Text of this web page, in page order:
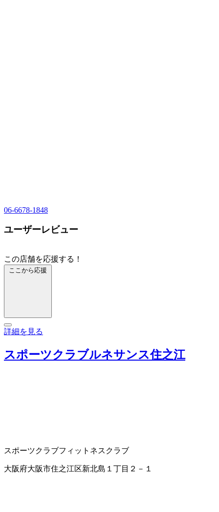
06-6678-1848
ユーザーレビュー
この店舗を応援する！
ここから応援
詳細を見る
スポーツクラブルネサンス住之江
スポーツクラブフィットネスクラブ
大阪府大阪市住之江区新北島１丁目２－１